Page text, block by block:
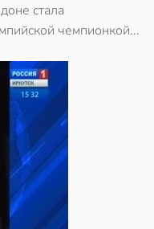
стала
чемпионкой...